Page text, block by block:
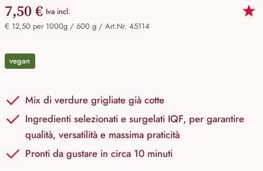
7,50 € Iva incl.
€ 12,50 per 1000g / 600 g / Art.Nr. 45114
vegan
Mix di verdure grigliate già cotte
Ingredienti selezionati e surgelati IQF, per garantire
qualità, versatilità e massima praticità
Pronti da gustare in circa 10 minuti